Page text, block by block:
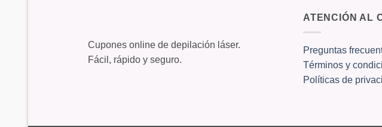
Cupones online de depilación láser.
Fácil, rápido y seguro.
ATENCIÓN AL
Preguntas
Términos y
Políticas de